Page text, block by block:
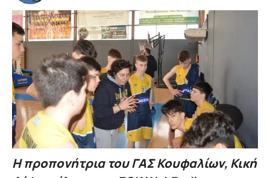
Η προπονήτρια του ΓΑΣ Κουφαλίων, Κική